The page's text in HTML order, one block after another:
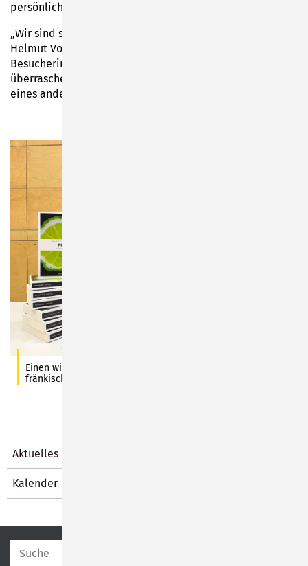
persönlicher Widmung zu ergattern.
„Wir sind schon das vierte Mal auf einer Lesung von
Helmut Vorndran, wir hören ihn gerne“, schwärmte eine
Besucherin am Ende des Abends. „Amüsant,
überraschend und wortwitzig“, lautete das Resümee
eines anderen Gastes.
Einen witzigen Abend erlebten die rund 80 Zuhörer des
fränkischen Krimiautors Helmut Vorndran. Foto: N. Obermeier
Aktuelles
Kalender